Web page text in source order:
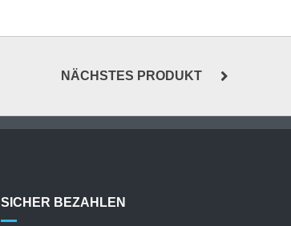
NÄCHSTES PRODUKT
SICHER BEZAHLEN